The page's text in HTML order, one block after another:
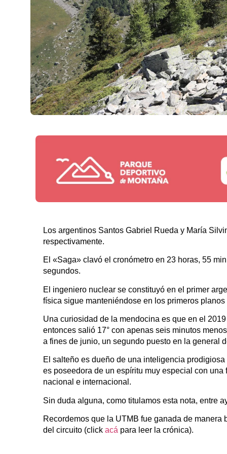
Los argentinos Santos Gabriel Rueda y María
respectivamente.
El «Saga» clavó el cronómetro en 23 horas, 55
segundos.
El ingeniero nuclear se constituyó en el primer
física sigue manteniéndose en los primeros
Una curiosidad de la mendocina es que en el
entonces salió 17° con apenas seis minutos
a fines de junio, un segundo puesto en la general
El salteño es dueño de una inteligencia
es poseedora de un espíritu muy especial con
nacional e internacional.
Sin duda alguna, como titulamos esta nota, entre
Recordemos que la UTMB fue ganada de
del circuito (click acá para leer la crónica).